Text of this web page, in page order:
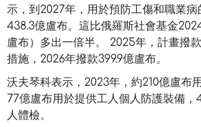
示，到2027年，用於預防工傷和職業病
438.3億盧布。這比俄羅斯社會基金
盧布）多出一倍半。 2025年，計畫撥
措施，2026年撥款399.9億盧布。
沃夫琴科表示，2023年，約210億盧布
77億盧布用於提供工人個人防護裝備，
人體檢。